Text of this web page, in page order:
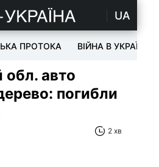
UA
ПРОТОКА ВІЙНА В УКРАЇНІ
обл. авто
погибли
2 хв